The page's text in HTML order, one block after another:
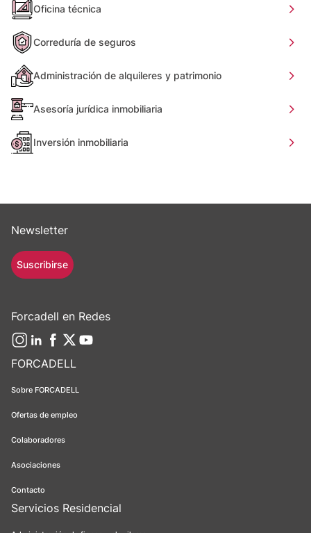
Oficina técnica
Correduría de seguros
Administración de alquileres y patrimonio
Asesoría jurídica inmobiliaria
Inversión inmobiliaria
FORCADELL
Sobre FORCADELL
Ofertas de empleo
Colaboradores
Asociaciones
Contacto
Servicios Residencial
Newsletter
Suscribirse
Forcadell en Redes